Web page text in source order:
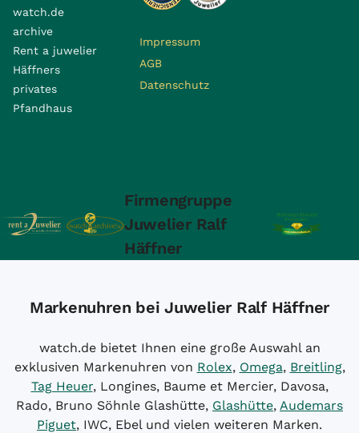
watch.de
archive
Rent a juwelier
Häffners
privates
Pfandhaus
Impressum
AGB
Datenschutz
Firmengruppe
Juwelier Ralf
Häffner
Markenuhren bei Juwelier Ralf Häffner
watch.de bietet Ihnen eine große Auswahl an
exklusiven Markenuhren von Rolex, Omega, Breitling,
Tag Heuer, Longines, Baume et Mercier, Davosa,
Rado, Bruno Söhnle Glashütte, Glashütte, Audemars
Piguet, IWC, Ebel und vielen weiteren Marken.